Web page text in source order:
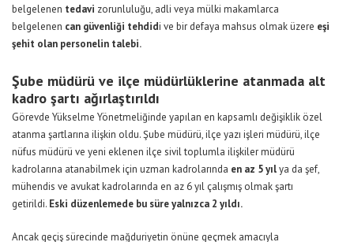
belgelenen tedavi zorunluluğu, adli veya mülki makamlarca
belgelenen can güvenliği tehdidi ve bir defaya mahsus olmak üzere eşi
şehit olan personelin talebi.
Şube müdürü ve ilçe müdürlüklerine atanmada alt
kadro şartı ağırlaştırıldı
Görevde Yükselme Yönetmeliğinde yapılan en kapsamlı değişiklik özel
atanma şartlarına ilişkin oldu. Şube müdürü, ilçe yazı işleri müdürü, ilçe
nüfus müdürü ve yeni eklenen ilçe sivil toplumla ilişkiler müdürü
kadrolarına atanabilmek için uzman kadrolarında en az 5 yılya da şef,
mühendis ve avukat kadrolarında en az 6 yıl çalışmış olmak şartı
getirildi. Eski düzenlemede bu süre yalnızca 2 yıldı.
Ancak geçiş sürecinde mağduriyetin önüne geçmek amacıyla